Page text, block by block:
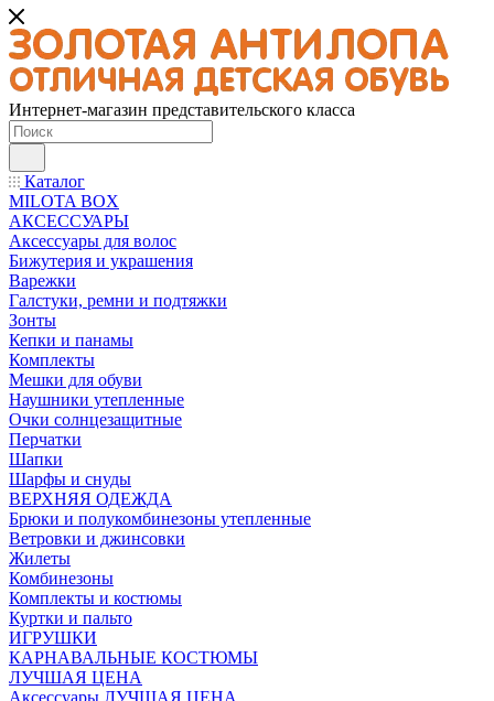
Интернет-магазин представительского класса
Каталог
MILOTA BOX
АКСЕССУАРЫ
Аксессуары для волос
Бижутерия и украшения
Варежки
Галстуки, ремни и подтяжки
Зонты
Кепки и панамы
Комплекты
Мешки для обуви
Наушники утепленные
Очки солнцезащитные
Перчатки
Шапки
Шарфы и снуды
ВЕРХНЯЯ ОДЕЖДА
Брюки и полукомбинезоны утепленные
Ветровки и джинсовки
Жилеты
Комбинезоны
Комплекты и костюмы
Куртки и пальто
ИГРУШКИ
КАРНАВАЛЬНЫЕ КОСТЮМЫ
ЛУЧШАЯ ЦЕНА
Аксессуары ЛУЧШАЯ ЦЕНА